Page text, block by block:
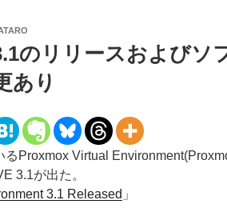
のリリースおよびソ
あり
るProxmox Virtual
3.1が出た。
3.1 Released 」